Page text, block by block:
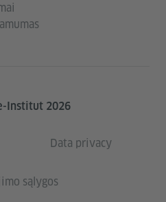
Institut 2026
Data privacy
sąlygos